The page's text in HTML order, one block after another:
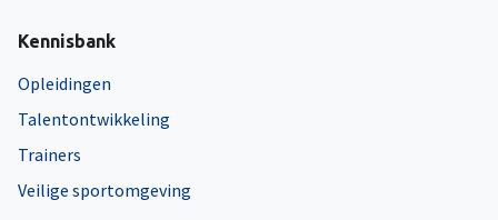
Kennisbank
Opleidingen
Talentontwikkeling
Trainers
Veilige sportomgeving